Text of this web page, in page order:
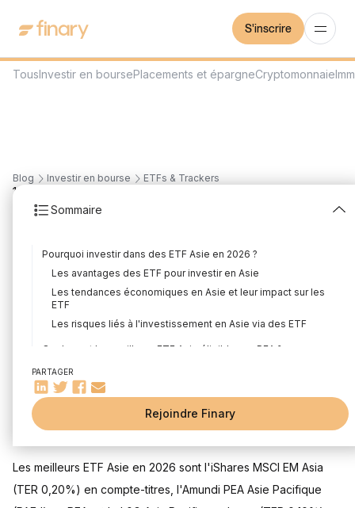
S'inscrire
Blog Investir en bourse ETFs & Trackers
Sommaire
Pourquoi investir dans des ETF Asie en 2026 ?
Les avantages des ETF pour investir en Asie
Les tendances économiques en Asie et leur impact sur les
ETF
Les risques liés à l'investissement en Asie via des ETF
Quels sont les meilleurs ETF Asie éligibles au PEA ?
Amundi PEA Asie Pacifique : le pionnier multi-zones
Amundi PEA Asie Emergente (MSCI Emerging Asia)
Screened : l'alternative responsable
Les limites structurelles à connaître
Quels sont les meilleurs ETF Asie non éligibles au PEA ?
iShares MSCI EM Asia UCITS ETF : le poids lourd des
marchés émergents
PARTAGER
Rejoindre Finary
19
meilleurs pour investir
en 2026
Rédigé parFlorian Corteel Édité par Louis Sellier
Mis à jour le 31 juillet 2026
Les meilleurs ETF Asie en 2026 sont l'iShares MSCI EM Asia
(TER 0,20%) en compte-titres, l'Amundi PEA Asie Pacifique
TousInvestir en boursePlacements et épargneCryptomonnaie